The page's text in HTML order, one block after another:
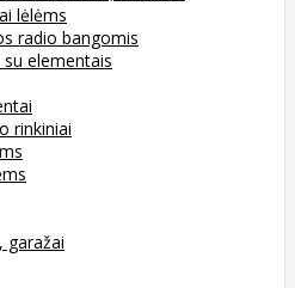
lėlėms
radio bangomis
elementais
rinkiniai
garažai